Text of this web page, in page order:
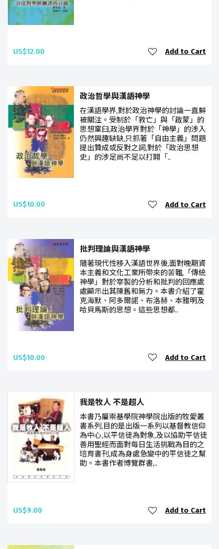
US$12.00 Add to Cart
政治哲學與漢語神學
在漢語學界,對於政治神學的討論一直鮮
被關注。受制於「救亡」與「啟蒙」的
思想窠臼,政治學界對於「神學」的涉入
仍然興趣缺缺,只抓著「自由主義」問題
提出贊成或反對之詞,對於「政治思想
史」的涉足尚不足以打開「..
US$10.00 Add to Cart
批判理論與漢語神學
隨著現代性移入漢語世界後,面對晚期資
本主義和文化工業所帶來的苦難,「傳統
神學」對於宰製的分析和批判的回應處
處顯示出其陳舊和無力。本書介紹了霍
克海默、阿多爾諾、布洛赫、本雅明及
哈貝馬斯的思想。這些思想都..
US$10.00 Add to Cart
我是牧人 不是超人
本書乃屬崇基學院神學院出版的牧愛叢
書系列,目的是出版一系列以基督教信仰
為中心,以平信徒為對象,及以協助平信徒
善用聖經而面對每日生活挑戰為目的之
培育書刊,成為身處急變中的平信徒之幫
助。本書作者博覽群書,..
US$9.00 Add to Cart